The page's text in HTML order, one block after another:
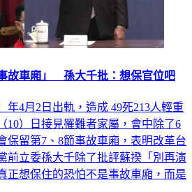
故車廂」 孫大千批：想保官位吧
年4月2日出軌，造成 49死213人輕重
10）日接見罹難者家屬，會中除了6
保留第7、8節事故車廂，表明改革台
前立委孫大千除了批評蘇揆「別再演
正想保住的恐怕不是事故車廂，而是